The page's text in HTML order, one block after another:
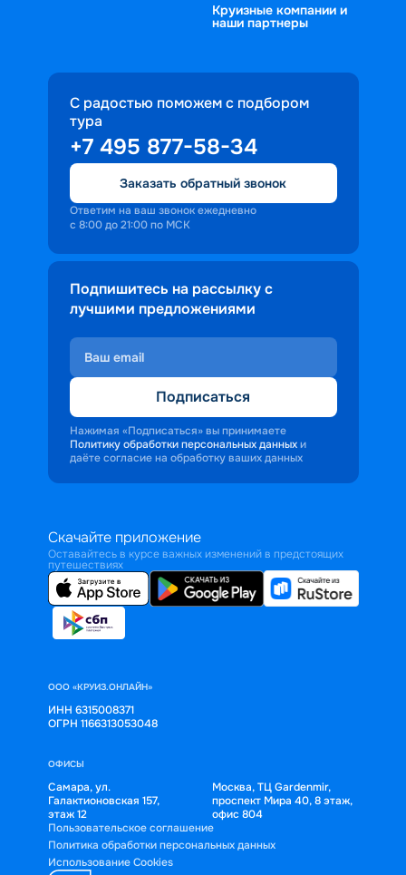
Круизные компании и
наши партнеры
С радостью поможем с подбором
тура
+7 495 877-58-34
Заказать обратный звонок
Ответим на ваш звонок ежедневно
с 8:00 до 21:00 по МСК
Подпишитесь на рассылку с
лучшими предложениями
Подписаться
Нажимая «Подписаться» вы принимаете
Политику обработки персональных данных и
даёте согласие на обработку ваших данных
Скачайте приложение
Оставайтесь в курсе важных изменений в предстоящих
путешествиях
ООО «КРУИЗ.ОНЛАЙН»
ИНН 6315008371
ОГРН 1166313053048
ОФИСЫ
Самара, ул.
Галактионовская 157,
этаж 12
Москва, ТЦ Gardenmir,
проспект Мира 40, 8 этаж,
офис 804
Пользовательское соглашение
Политика обработки персональных данных
Использование Cookies